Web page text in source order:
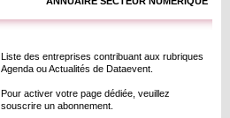
Liste des entreprises contribuant aux rubriques
Agenda ou Actualités de Dataevent.
Pour activer votre page dédiée, veuillez
souscrire un abonnement.